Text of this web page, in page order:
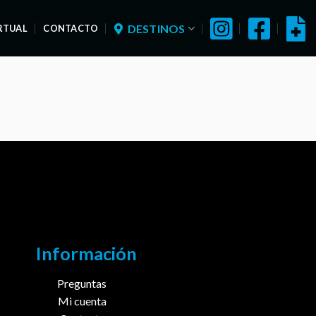
CONTACTO DESTINOS
Información
Preguntas
Mi cuenta